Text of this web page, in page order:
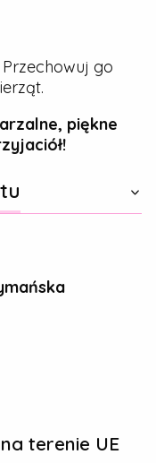
go
piękne
terenie UE